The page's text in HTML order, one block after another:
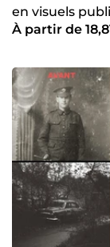
en visuels
À partir de